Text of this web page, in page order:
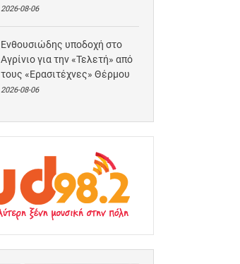
2026-08-06
Ενθουσιώδης υποδοχή στο
Αγρίνιο για την «Τελετή» από
τους «Ερασιτέχνες» Θέρμου
2026-08-06